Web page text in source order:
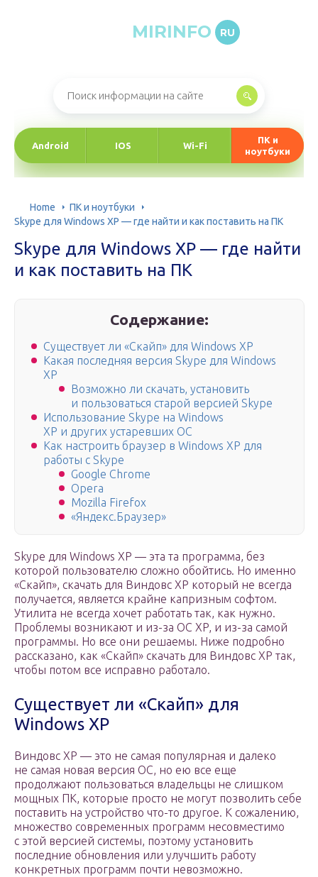
MIRINFO RU
Android IOS Wi-Fi
ПК и
ноутбуки
Home
ПК и ноутбуки
Skype для Windows XP — где найти и как поставить на ПК
Skype для Windows XP — где найти
и как поставить на ПК
Содержание:
Существует ли «Скайп» для Windows XP
Какая последняя версия Skype для Windows
XP
Возможно ли скачать, установить
и пользоваться старой версией Skype
Использование Skype на Windows
XP и других устаревших ОС
Как настроить браузер в Windows XP для
работы с Skype
Google Chrome
Opera
Mozilla Firefox
«Яндекс.Браузер»
Skype для Windows XP — эта та программа, без
которой пользователю сложно обойтись. Но именно
«Скайп», скачать для Виндовс ХР который не всегда
получается, является крайне капризным софтом.
Утилита не всегда хочет работать так, как нужно.
Проблемы возникают и из-за ОС ХP, и из-за самой
программы. Но все они решаемы. Ниже подробно
рассказано, как «Скайп» скачать для Виндовс XP так,
чтобы потом все исправно работало.
Существует ли «Скайп» для
Windows XP
Виндовс ХР — это не самая популярная и далеко
не самая новая версия ОС, но ею все еще
продолжают пользоваться владельцы не слишком
мощных ПК, которые просто не могут позволить себе
поставить на устройство что-то другое. К сожалению,
множество современных программ несовместимо
с этой версией системы, поэтому установить
последние обновления или улучшить работу
конкретных программ почти невозможно.